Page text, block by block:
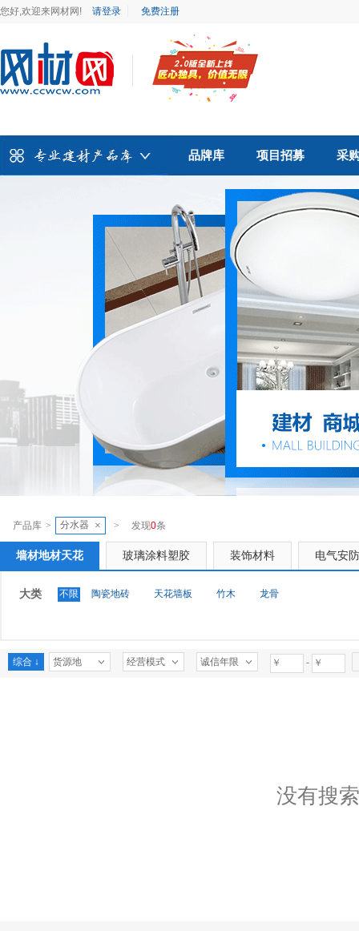
您好,欢迎来网材网! 请登录 免费注册
品牌库 项目招募 采
产品库 > 分水器 × > 发现0条
墙材地材天花 玻璃涂料塑胶 装饰材料 电气安
大类 不限 陶瓷地砖 天花墙板 竹木 龙骨
综合 ↓ 货源地 经营模式 诚信年限 -
没有搜